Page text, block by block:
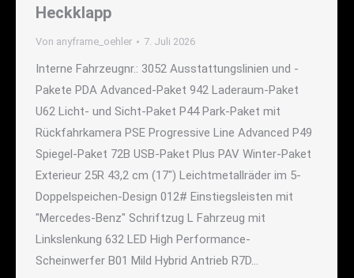
Heckklapp
Von anyframe_oehler 7. Juli 2026
Interne Fahrzeugnr.: 3052 Ausstattungslinien und -
Pakete PDA Advanced-Paket 942 Laderaum-Paket
U62 Licht- und Sicht-Paket P44 Park-Paket mit
Rückfahrkamera PSE Progressive Line Advanced P49
Spiegel-Paket 72B USB-Paket Plus PAV Winter-Paket
Exterieur 25R 43,2 cm (17") Leichtmetallräder im 5-
Doppelspeichen-Design 012# Einstiegsleisten mit
"Mercedes-Benz" Schriftzug L Fahrzeug mit
Linkslenkung 632 LED High Performance-
Scheinwerfer B01 Mild Hybrid Antrieb R7D…